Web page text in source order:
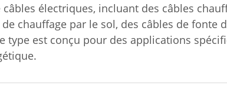
électriques, incluant des câbles
chauffage par le sol, des câbles de fonte
type est conçu pour des applications